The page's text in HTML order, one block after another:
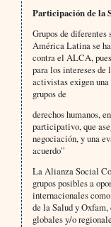
Participación de la
Grupos de
América Latina se
contra el ALCA,
para los intereses de
activistas exigen
grupos de
derechos humanos,
participativo, que
negociación, y una
acuerdo”
La Alianza Social
grupos posibles a
internacionales
de la Salud y
globales y/o